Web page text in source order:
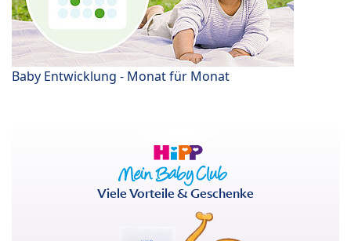
Baby Entwicklung - Monat für Monat
Viele Vorteile & Geschenke